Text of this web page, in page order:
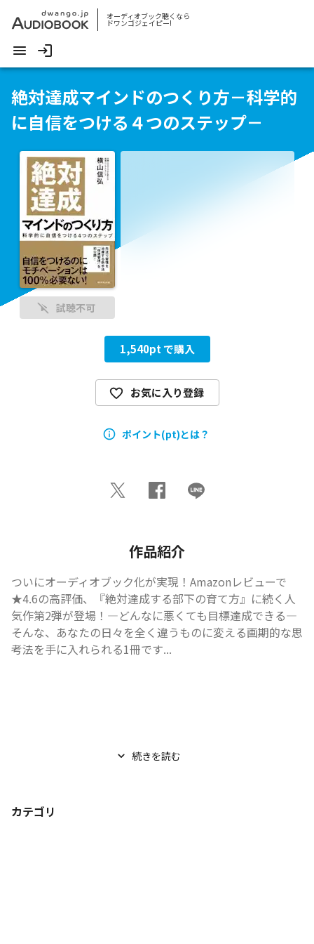
オーディオブック聴くなら
ドワンゴジェイピー!
絶対達成マインドのつくり方－科学的
に自信をつける４つのステップ－
試聴不可
1,540pt で購入
お気に入り登録
ポイント(pt)とは？
作品紹介
ついにオーディオブック化が実現！Amazonレビューで
★4.6の高評価、『絶対達成する部下の育て方』に続く人
気作第2弾が登場！―どんなに悪くても目標達成できる―
そんな、あなたの日々を全く違うものに変える画期的な思
考法を手に入れられる1冊です...
続きを読む
カテゴリ